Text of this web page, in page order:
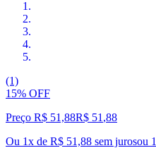
(1)
15% OFF
Preço R$ 51,88R$ 51 ,88
Ou 1x de R$ 51,88 sem jurosou 1